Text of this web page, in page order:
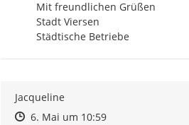
Mit freundlichen Grüßen
Stadt Viersen
Städtische Betriebe
Jacqueline
Zeitpunkt des Erstellens
Zeitpunkt des Erstellens
6. Mai um 10:59Zur Äußerung